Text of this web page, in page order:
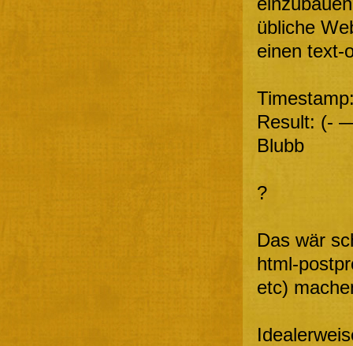
übliche
einen text-
Result: (-
Blubb
?
Das wär
html-
etc)